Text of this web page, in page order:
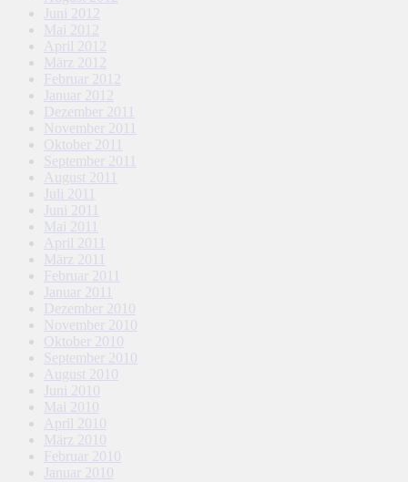
Juni 2012
Mai 2012
April 2012
März 2012
Februar 2012
Januar 2012
Dezember 2011
November 2011
Oktober 2011
September 2011
August 2011
Juli 2011
Juni 2011
Mai 2011
April 2011
März 2011
Februar 2011
Januar 2011
Dezember 2010
November 2010
Oktober 2010
September 2010
August 2010
Juni 2010
Mai 2010
April 2010
März 2010
Februar 2010
Januar 2010